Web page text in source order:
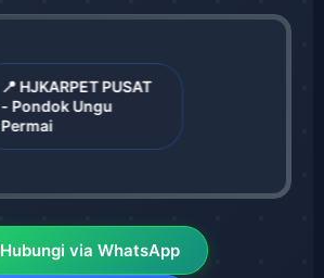
📍 HJKARPET PUSAT
- Pondok Ungu
Permai
Hubungi via WhatsApp